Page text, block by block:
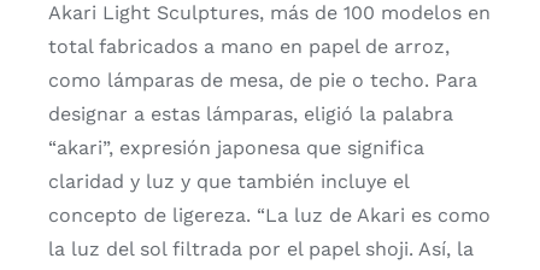
Akari Light Sculptures, más de 100 modelos en
total fabricados a mano en papel de arroz,
como lámparas de mesa, de pie o techo. Para
designar a estas lámparas, eligió la palabra
“akari”, expresión japonesa que significa
claridad y luz y que también incluye el
concepto de ligereza. “La luz de Akari es como
la luz del sol filtrada por el papel shoji. Así, la